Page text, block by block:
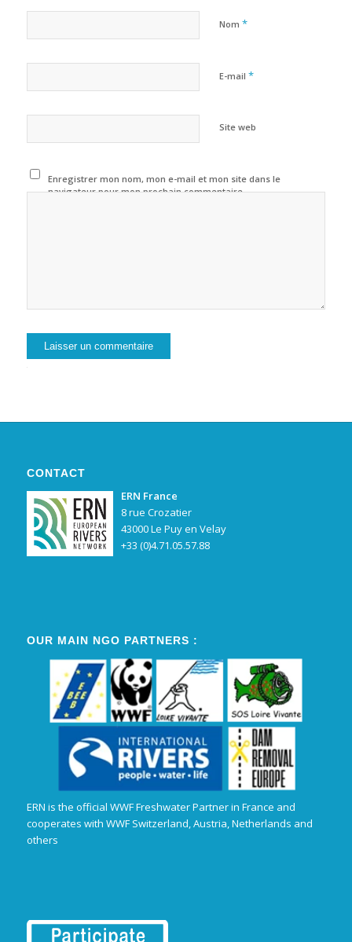
Nom *
E-mail *
Site web
Enregistrer mon nom, mon e-mail et mon site dans le
navigateur pour mon prochain commentaire.
CONTACT
ERN France
8 rue Crozatier
43000 Le Puy en Velay
+33 (0)4.71.05.57.88
OUR MAIN NGO PARTNERS :
ERN is the official WWF Freshwater Partner in France and
cooperates with WWF Switzerland, Austria, Netherlands and
others